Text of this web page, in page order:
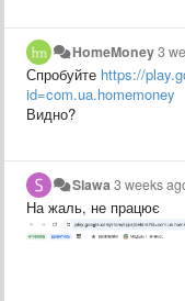
HomeMoney3
Спробуйте https://
id=com.ua.homemoney
Видно?
Slawa3 weeks
На жаль, не працює